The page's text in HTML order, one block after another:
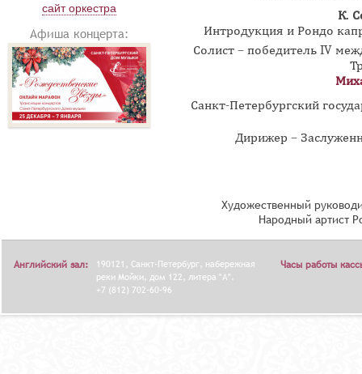
сайт оркестра
Афиша концерта:
К.
Интродукция и Рондо
Солист – победитель IV
Санкт-Петербургский
Дирижер –
Художественный
Народный артист
Английский зал:
190121, Санкт-Петербург, набережная
реки Мойки, дом 122, литера "А".
+7 (812) 702-60-96
Часы работы